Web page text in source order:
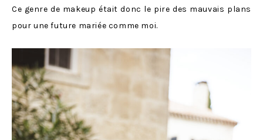
Ce genre de makeup était donc le pire des mauvais plans
pour une future mariée comme moi.